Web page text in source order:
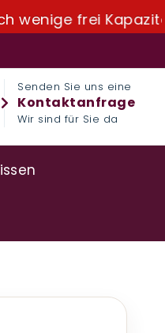
frei Kapazitäten
Senden Sie uns eine
Kontaktanfrage
Wir sind für Sie da